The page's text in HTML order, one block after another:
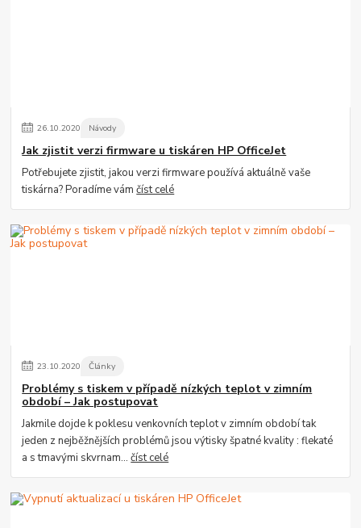
26.10.2020 Návody
Jak zjistit verzi firmware u tiskáren HP OfficeJet
Potřebujete zjistit, jakou verzi firmware používá aktuálně vaše
tiskárna? Poradíme vámčíst celé
23.10.2020 Články
Problémy s tiskem v případě nízkých teplot v zimním
období – Jak postupovat
Jakmile dojde k poklesu venkovních teplot v zimním období tak
jeden z nejběžnějších problémů jsou výtisky špatné kvality : flekaté
a s tmavými skvrnam...číst celé